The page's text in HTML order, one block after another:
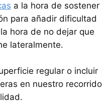
a la hora de sostener
para añadir dificultad
hora de no dejar que
lateralmente.
regular o incluir
en nuestro recorrido